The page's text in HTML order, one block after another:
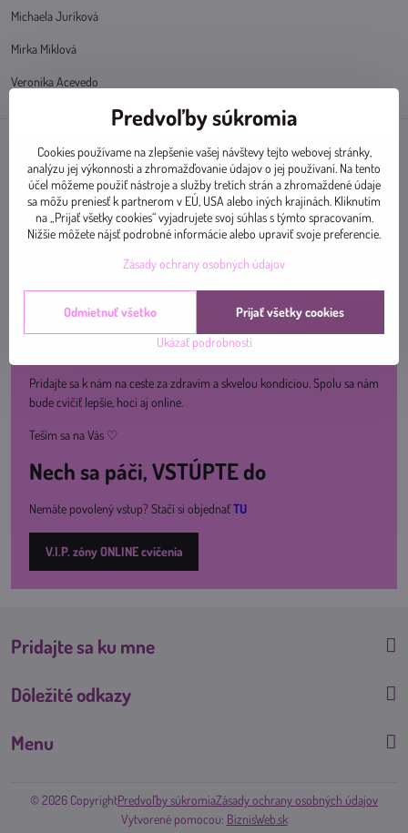
Michaela Juríková
Mirka Miklová
Veronika Acevedo
Pridajte sa k nám na ceste za zdravím a skvelou kondíciou. Spolu sa nám
bude cvičiť lepšie, hoci aj online.
Teším sa na Vás ♡
Nech sa páči, VSTÚPTE do
Nemáte povolený vstup? Stačí si objednaťTU
V.I.P. zóny ONLINE cvičenia
Pridajte sa ku mne
Dôležité odkazy
Menu
©2026 CopyrightPredvoľby súkromiaZásady ochrany osobných údajov
Vytvorené pomocou: BiznisWeb.sk
Predvoľby súkromia
Cookies používame na zlepšenie vašej návštevy tejto webovej stránky,
analýzu jej výkonnosti a zhromažďovanie údajov o jej používaní. Na tento
účel môžeme použiť nástroje a služby tretích strán a zhromaždené údaje
sa môžu preniesť k partnerom v EÚ, USA alebo iných krajinách. Kliknutím
na „Prijať všetky cookies“ vyjadrujete svoj súhlas s týmto spracovaním.
Nižšie môžete nájsť podrobné informácie alebo upraviť svoje preferencie.
Zásady ochrany osobných údajov
Ukázať podrobnosti
Prijať všetky cookies
Odmietnuť všetko